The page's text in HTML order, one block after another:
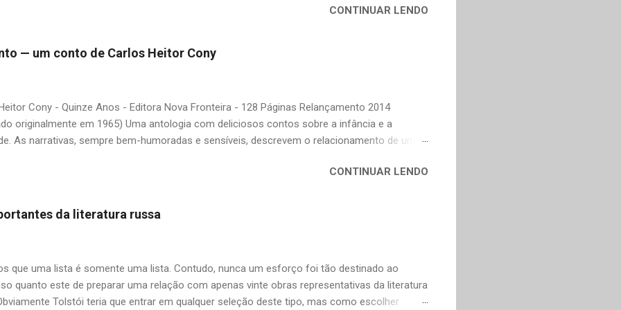
É surpreendente como uma segunda visita a essas obras, já em nossa maturidade, pode
nós? A limitação de apenas 20 indicações me forçou a deixar grandes autores de fora,
Álvares de Azevedo, Antônio Calado, Augusto dos Anjos, Autran Dourado, Carlos
de Andrade, Castro Alves, Cecília Meireles, Dias Gomes, Dalton Trevisan, Fernando
(em o...
CONTINUAR LENDO
— um conto de Carlos Heitor Cony
Cony - Quinze Anos - Editora Nova Fronteira - 128 Páginas Relançamento 2014
originalmente em 1965) Uma antologia com deliciosos contos sobre a infância e a
As narrativas, sempre bem-humoradas e sensíveis, descrevem o relacionamento de um
primeiro dos seis casamentos do escritor. O livro deixa um sabor de saudade de uma época
sempre "politicamente corretas", como comprar pintos na feira e fazer todas as vontades
mimada. O pai, as filhas e o pinto (Carlos Heitor Cony) — Papai, se eu pedir uma coisa o
A primeira e mecânica vontade é dizer que dava. Mas resolve valorizar. — Bom,
CONTINUAR LENDO
da literatura russa
que uma lista é somente uma lista. Contudo, nunca um esforço foi tão destinado ao
quanto este de preparar uma relação com apenas vinte obras representativas da literatura
Tolstói teria que entrar em qualquer seleção deste tipo, mas como escolher